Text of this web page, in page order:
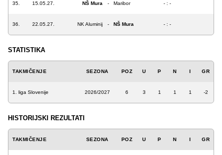
35. 15.05.27. NŠ Mura - Maribor - : -
36. 22.05.27. NK Aluminij - NŠ Mura - : -
STATISTIKA
TAKMIČENJE SEZONA POZ U P N I GR
1. liga Slovenije 2026/2027 6 3 1 1 1 -2
HISTORIJSKI REZULTATI
TAKMIČENJE SEZONA POZ U P N I GR